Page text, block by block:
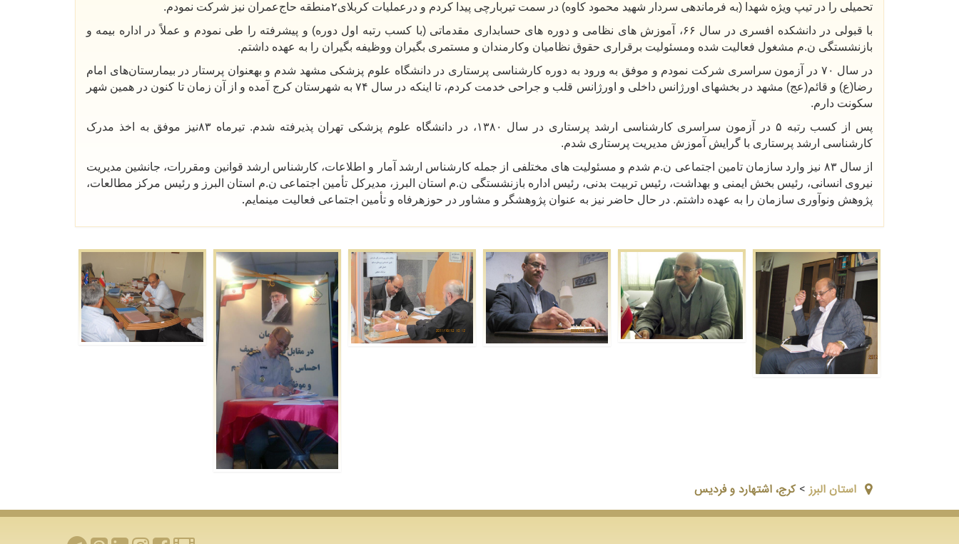
تحمیلی را در تیپ ویژه شهدا (به فرماندهی سردار شهید محمود کاوه) در سمت تیربارچی پیدا کردم و درعملیات کربلای۲منطقه حاج‌عمران نیز شرکت نمودم.
با قبولی در دانشکده افسری در سال ۶۶، آموزش های نظامی و دوره های حسابداری مقدماتی (با کسب رتبه اول دوره) و پیشرفته را طی نمودم و عملاً در اداره بیمه و
بازنشستگی ن.م مشغول فعالیت شده ومسئولیت برقراری حقوق نظامیان و‌کارمندان و مستمری بگیران ووظیفه بگیران را به عهده داشتم.
در سال ۷۰ در آزمون سراسری شرکت نمودم و‌ موفق به ورود به دوره کارشناسی پرستاری در دانشگاه علوم پزشکی مشهد شدم و بهعنوان پرستار در بیمارستان‌های امام
رضا(ع) و قائم(عج) مشهد در بخشهای اورژانس داخلی و اورژانس قلب و جراحی خدمت کردم، تا اینکه در سال ۷۴به شهرستان کرج آمده و از آن زمان تا کنون در همین شهر
سکونت دارم.
پس از کسب رتبه ۵ در آزمون سراسری کارشناسی ارشد پرستاری در سال ۱۳۸۰، در دانشگاه علوم پزشکی تهران پذیرفته شدم. تیرماه ۸۳نیز موفق به اخذ مدرک
کارشناسی ارشد پرستاری با گرایش آموزش مدیریت پرستاری شدم.
از سال۸۳ نیز وارد سازمان تامین اجتماعی ن.م شدم و مسئولیت های مختلفی از جمله کارشناس ارشد آمار و اطلاعات، کارشناس ارشد قوانین و‌مقررات، جانشین مدیریت
نیروی انسانی، رئیس بخش ایمنی و ‌بهداشت، رئیس تربیت بدنی، رئیس اداره بازنشستگی ن.م استان البرز، مدیرکل تأمین اجتماعی ن.م استان البرز و رئیس مرکز مطالعات،
پژوهش و‌نوآوری سازمان را به عهده داشتم. در حال حاضر نیز به عنوان پژوهشگر و مشاور در حوزهرفاه و تأمین اجتماعی فعالیت مینمایم.
استان البرز >کرج، اشتهارد و فردیس